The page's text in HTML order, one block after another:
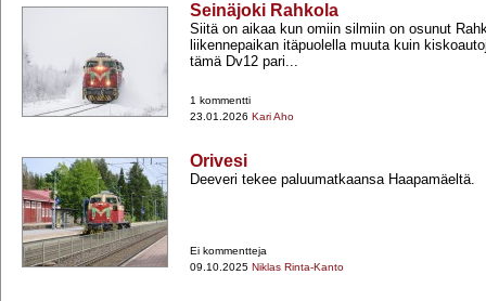
Seinäjoki Rahkola
Siitä on aikaa kun omiin silmiin on osunut
liikennepaikan itäpuolella muuta kuin
tämä Dv12 pari...
1 kommentti
23.01.2026 Kari Aho
Orivesi
Deeveri tekee paluumatkaansa Haapamäeltä.
Ei kommentteja
09.10.2025 Niklas Rinta-Kanto